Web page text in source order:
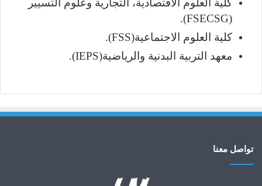
كلية العلوم الاقتصادية، التجارية وعلوم التسيير
(FSECSG).
كلية العلوم الاجتماعية(FSS).
معهد التربية البدنية والرياضية(IEPS).
تواصل معنا